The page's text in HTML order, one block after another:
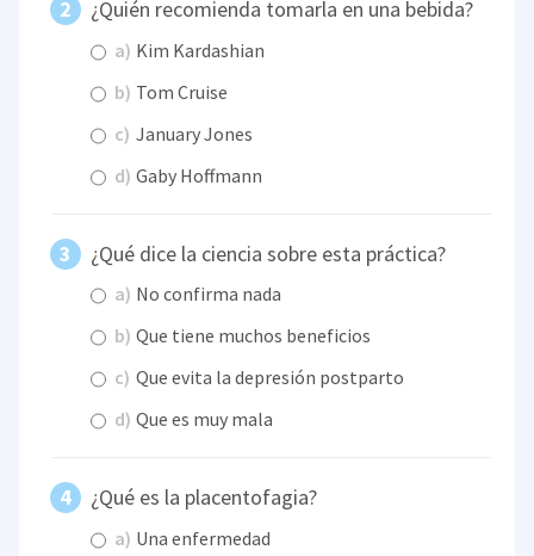
¿Quién recomienda tomarla en una bebida?
a) Kim Kardashian
b) Tom Cruise
c) January Jones
d) Gaby Hoffmann
¿Qué dice la ciencia sobre esta práctica?
a) No confirma nada
b) Que tiene muchos beneficios
c) Que evita la depresión postparto
d) Que es muy mala
¿Qué es la placentofagia?
a) Una enfermedad